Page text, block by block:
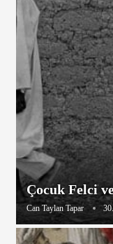
Çocuk Felci
Can Taylan Tapar